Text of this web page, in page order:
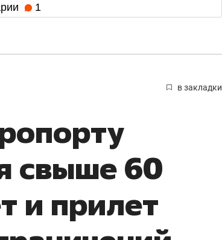
1
в закладки
свыше 60
и прилет